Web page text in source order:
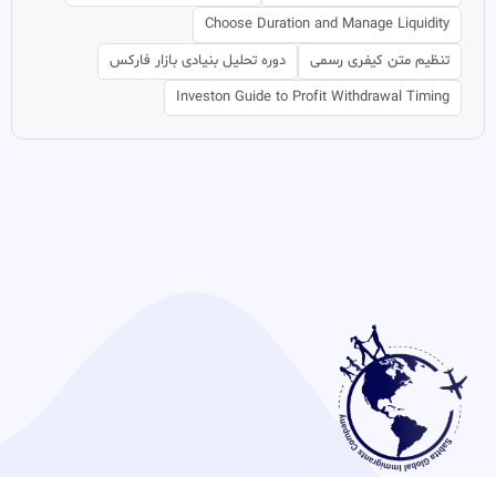
Choose Duration and Manage Liquidity
تنظیم متن کیفری رسمی
دوره تحلیل بنیادی بازار فارکس
Investon Guide to Profit Withdrawal Timing